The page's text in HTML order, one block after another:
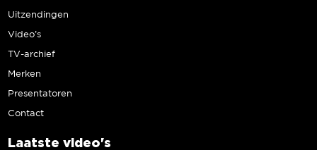
Uitzendingen
Video’s
TV-archief
Merken
Presentatoren
Contact
Laatste video's